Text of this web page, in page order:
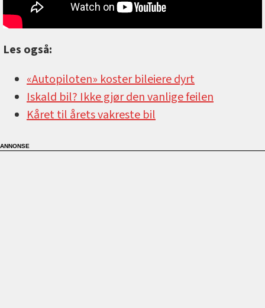
Les også:
«Autopiloten» koster bileiere dyrt
Iskald bil? Ikke gjør den vanlige feilen
Kåret til årets vakreste bil